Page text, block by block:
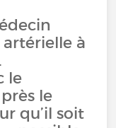
à
le
le
qu’il soit